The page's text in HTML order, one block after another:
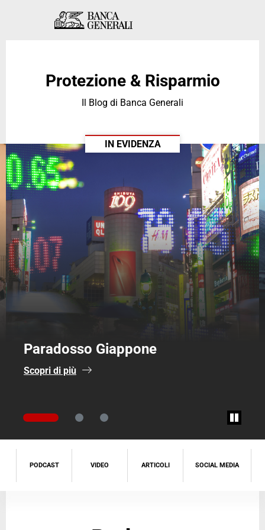
Skip to Main Content
Skip to Main Content
Protezione & Risparmio
Il Blog di Banca Generali
IN EVIDENZA
Paradosso Giappone
Scopri di più
PODCAST VIDEO ARTICOLI SOCIAL MEDIA